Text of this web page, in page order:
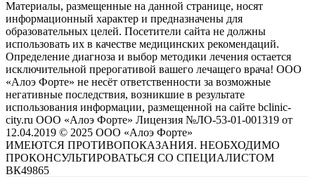
Материалы, размещенные на данной странице, носят
информационный характер и предназначены для
образовательных целей. Посетители сайта не должны
использовать их в качестве медицинских рекомендаций.
Определение диагноза и выбор методики лечения остается
исключительной прерогативой вашего лечащего врача! ООО
«Алоэ Форте» не несёт ответственности за возможные
негативные последствия, возникшие в результате
использования информации, размещенной на сайте bclinic-
city.ru ООО «Алоэ Форте» Лицензия №ЛО-53-01-001319 от
12.04.2019 © 2025 ООО «Алоэ Форте»
ИМЕЮТСЯ ПРОТИВОПОКАЗАНИЯ. НЕОБХОДИМО
ПРОКОНСУЛЬТИРОВАТЬСЯ СО СПЕЦИАЛИСТОМ
ВК49865